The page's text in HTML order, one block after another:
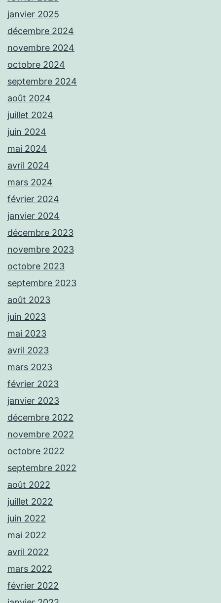
janvier 2025
décembre 2024
novembre 2024
octobre 2024
septembre 2024
août 2024
juillet 2024
juin 2024
mai 2024
avril 2024
mars 2024
février 2024
janvier 2024
décembre 2023
novembre 2023
octobre 2023
septembre 2023
août 2023
juin 2023
mai 2023
avril 2023
mars 2023
février 2023
janvier 2023
décembre 2022
novembre 2022
octobre 2022
septembre 2022
août 2022
juillet 2022
juin 2022
mai 2022
avril 2022
mars 2022
février 2022